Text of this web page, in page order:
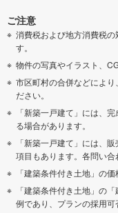
ご注意
消費税および地方消費税
す。
物件の写真やイラスト、
市区町村の合併などによ
ださい。
「新築一戸建て」には、
る場合があります。
「新築一戸建て」には、
項目もあります。各問い合
「建築条件付き土地」の
「建築条件付き土地」の
例であり、プランの採用可